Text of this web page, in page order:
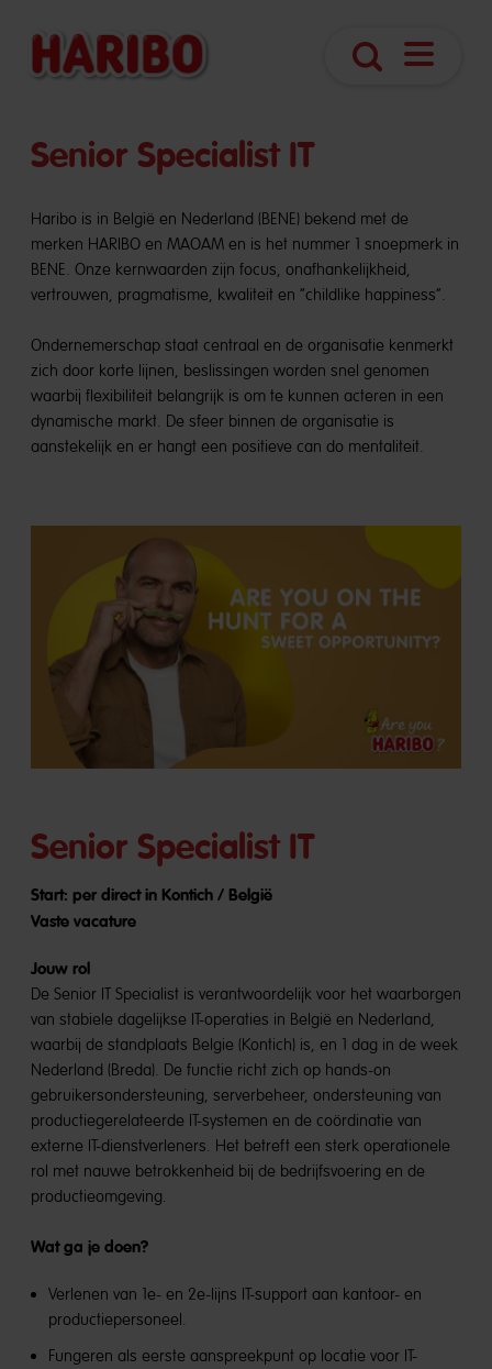
Senior Specialist IT
Haribo is in België en Nederland (BENE) bekend met de
merken HARIBO en MAOAM en is het nummer 1 snoepmerk in
BENE. Onze kernwaarden zijn focus, onafhankelijkheid,
vertrouwen, pragmatisme, kwaliteit en “childlike happiness”.
Ondernemerschap staat centraal en de organisatie kenmerkt
zich door korte lijnen, beslissingen worden snel genomen
waarbij flexibiliteit belangrijk is om te kunnen acteren in een
dynamische markt. De sfeer binnen de organisatie is
aanstekelijk en er hangt een positieve can do mentaliteit.
Senior Specialist IT
Start: per direct in Kontich / België
Vaste vacature
Jouw rol
De Senior IT Specialist is verantwoordelijk voor het waarborgen
van stabiele dagelijkse IT-operaties in België en Nederland,
waarbij de standplaats Belgie (Kontich) is, en 1 dag in de week
Nederland (Breda). De functie richt zich op hands-on
gebruikersondersteuning, serverbeheer, ondersteuning van
productiegerelateerde IT-systemen en de coördinatie van
externe IT-dienstverleners. Het betreft een sterk operationele
rol met nauwe betrokkenheid bij de bedrijfsvoering en de
productieomgeving.
Wat ga je doen?
Verlenen van 1e- en 2e-lijns IT-support aan kantoor- en
productiepersoneel.
Fungeren als eerste aanspreekpunt op locatie voor IT-